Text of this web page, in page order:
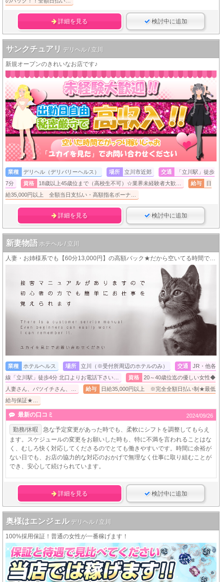
詳細を見る 検討中に追加
サンクチュアリ デリヘル / 立川
新規オープンのきれいなお店です♪
業種 デリヘル（デリバリーヘルス） 場所 立川市近郊 交通
「立川駅」徒歩
7分
資格 18歳以上45歳位まで（高校生不可）☆業界未経験者大歓… 給与
日
給35,000円以上 全額当日支払い・高額指名ボーナ…
詳細を見る 検討中に追加
新妻物語 ホテヘル / 立川
人妻・お姉様系でも【60分13,000円】の高額バック★だから空いてる時間で高収入!!!
業種 ホテルヘルス 場所 立川（※受付所周辺のホテルのみ） 交通
JR・他各
線「立川駅」徒歩4分 北口よりお電話下さい…
資格
20～40歳位迄の優しい女性◆
人妻さん、バツイチさん、…
給与
日給35,000円以上 ※完全全額日払い制★最低
給与保証★…
最新の口コミ 2024/09/26
勤務/休暇
急な予定変更があった時でも、柔軟にシフトを調整してもらえ
ます。スケジュールの変更をお願いした時も、特に不満を言われることはな
く、むしろ快く対応してくださるのでとても働きやすいです。時間に余裕が
ない日でも、お店の協力的な対応のおかげで無理なく仕事に取り組むことが
でき、安心して続けられています。
詳細を見る 検討中に追加
奥様はエンジェル デリヘル / 立川
100%採用保証！普通の女性が一番稼げます！